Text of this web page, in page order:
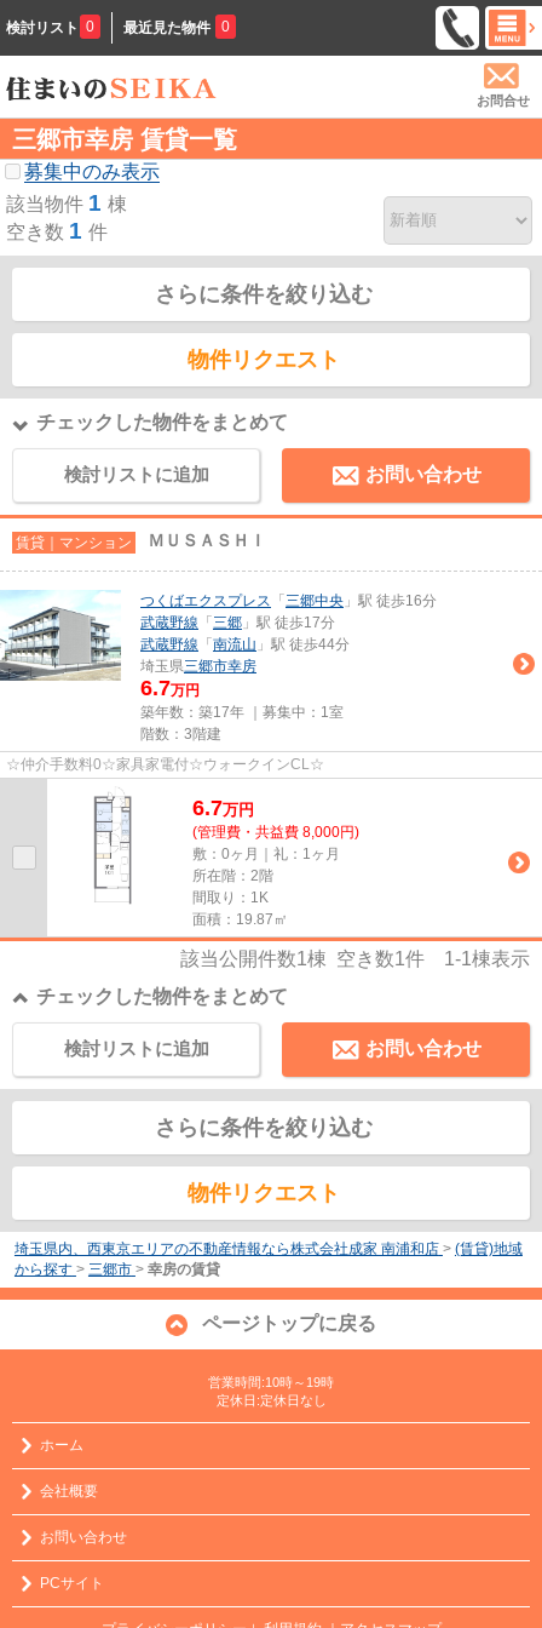
検討リスト 0 最近見た物件 0
お問合せ
三郷市幸房 賃貸一覧
募集中のみ表示
該当物件 1 棟
空き数 1 件
さらに条件を絞り込む
物件リクエスト
チェックした物件をまとめて
検討リストに追加 お問い合わせ
賃貸｜マンション ＭＵＳＡＳＨＩ
つくばエクスプレス 「 三郷中央 」駅 徒歩16分
武蔵野線 「 三郷 」駅 徒歩17分
武蔵野線 「 南流山 」駅 徒歩44分
埼玉県三郷市幸房
6.7万円
築年数：築17年 ｜募集中： 1室
階数：3階建
☆仲介手数料0☆家具家電付☆ウォークインCL☆
6.7万円
(管理費・共益費 8,000円)
敷：0ヶ月｜礼：1ヶ月
所在階：2階
間取り：1K
面積：19.87㎡
該当公開件数1棟 空き数1件 1-1棟表示
チェックした物件をまとめて
お問い合わせ
検討リストに追加
さらに条件を絞り込む
物件リクエスト
埼玉県内、西東京エリアの不動産情報なら株式会社成家 南浦和店 > (賃貸)地域
から探す > 三郷市 > 幸房の賃貸
ページトップに戻る
営業時間:10時～19時
定休日:定休日なし
ホーム
会社概要
お問い合わせ
PCサイト